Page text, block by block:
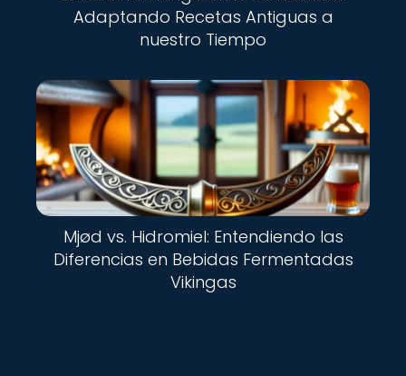
Adaptando Recetas Antiguas a
nuestro Tiempo
Mjød vs. Hidromiel: Entendiendo las
Diferencias en Bebidas Fermentadas
Vikingas